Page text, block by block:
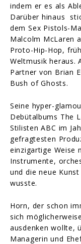
indem er es als
Darüber hinaus
dem Sex Pistols-
Malcolm McLaren
Proto-Hip-Hop,
Weltmusik heraus.
Partner von Brian
Bush of Ghosts.
Seine hyper-
Debütalbums The
Stilisten ABC im
gefragtesten
einzigartige Weise
Instrumente,
und die neue
wusste.
Horn, der schon
sich
ausdenken wollte,
Managerin und